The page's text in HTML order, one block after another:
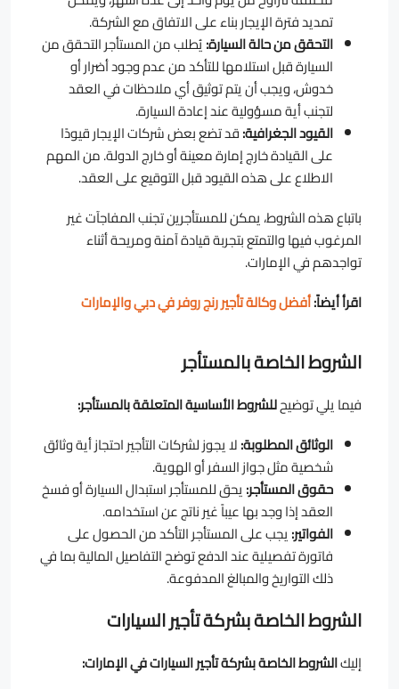
تمديد فترة الإيجار بناء على الاتفاق مع الشركة.
التحقق من حالة السيارة:يُطلب من المستأجر التحقق من
السيارة قبل استلامها للتأكد من عدم وجود أضرار أو
خدوش، ويجب أن يتم توثيق أي ملاحظات في العقد
لتجنب أية مسؤولية عند إعادة السيارة.
القيود الجغرافية:قد تضع بعض شركات الإيجار قيودًا
على القيادة خارج إمارة معينة أو خارج الدولة. من المهم
الاطلاع على هذه القيود قبل التوقيع على العقد.
باتباع هذه الشروط، يمكن للمستأجرين تجنب المفاجآت غير
المرغوب فيها والتمتع بتجربة قيادة آمنة ومريحة أثناء
تواجدهم في الإمارات.
اقرأ أيضاً:أفضل وكالة تأجير رنج روفر في دبي والإمارات
الشروط الخاصة بالمستأجر
فيما يلي توضيحللشروط الأساسية المتعلقة بالمستأجر:
الوثائق المطلوبة:لا يجوز لشركات التأجير احتجاز أية وثائق
شخصية مثل جواز السفر أو الهوية.
حقوق المستأجر:يحق للمستأجر استبدال السيارة أو فسخ
العقد إذا وجد بها عيباً غير ناتج عن استخدامه.
الفواتير:يجب على المستأجر التأكد من الحصول على
فاتورة تفصيلية عند الدفع توضح التفاصيل المالية بما في
ذلك التواريخ والمبالغ المدفوعة.
الشروط الخاصة بشركة تأجير السيارات
إليكالشروط الخاصة بشركة تأجير السيارات في الإمارات: